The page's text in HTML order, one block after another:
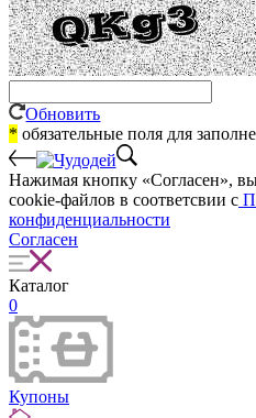
Обновить
* обязательные поля для
Нажимая кнопку «Согласен», вы
cookie-файлов в соответсвии с
конфиденциальности
Согласен
Каталог
0
Купоны